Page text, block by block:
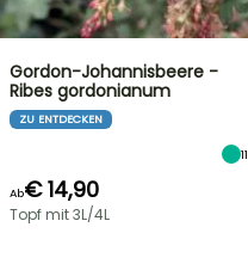
Gordon-Johannisbeere -
Ribes gordonianum
ZU ENTDECKEN
11
Ab€ 14,90
Topf mit 3L/4L